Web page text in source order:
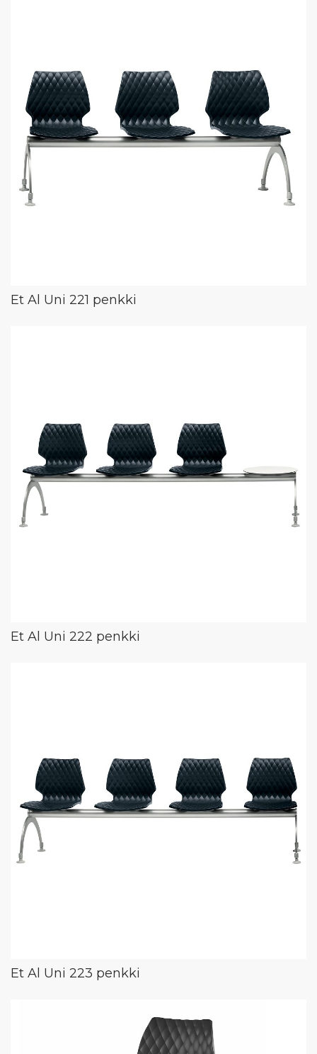
Et Al Uni 221 penkki
Et Al Uni 222 penkki
Et Al Uni 223 penkki